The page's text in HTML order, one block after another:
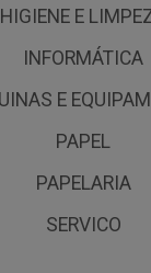
HIGIENE E
INFORMÁTICA
E
PAPEL
PAPELARIA
SERVICO